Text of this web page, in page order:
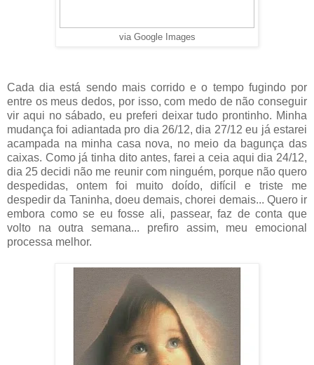
via Google Images
Cada dia está sendo mais corrido e o tempo fugindo por
entre os meus dedos, por isso, com medo de não conseguir
vir aqui no sábado, eu preferi deixar tudo prontinho. Minha
mudança foi adiantada pro dia 26/12, dia 27/12 eu já estarei
acampada na minha casa nova, no meio da bagunça das
caixas. Como já tinha dito antes, farei a ceia aqui dia 24/12,
dia 25 decidi não me reunir com ninguém, porque não quero
despedidas, ontem foi muito doído, difícil e triste me
despedir da Taninha, doeu demais, chorei demais... Quero ir
embora como se eu fosse ali, passear, faz de conta que
volto na outra semana... prefiro assim, meu emocional
processa melhor.